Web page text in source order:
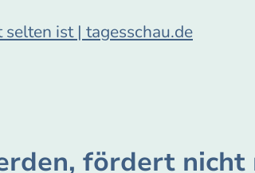
ist | tagesschau.de
fördert nicht